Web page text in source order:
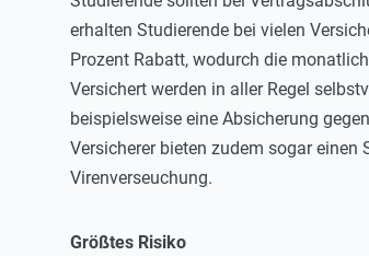
erhalten Studierende bei vielen
Prozent Rabatt, wodurch die
Versichert werden in aller Regel
beispielsweise eine Absicherung
Versicherer bieten zudem sogar
Virenverseuchung.
Größtes Risiko